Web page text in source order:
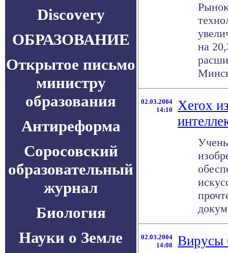
Discovery
ОБРАЗОВАНИЕ
Открытое письмо
министру
образования
Антиреформа
Соросовский
образовательный
журнал
Биология
Науки о Земле
на
02.03.2004
14:10
Xerox
02.03.2004
14:08
Вирусы